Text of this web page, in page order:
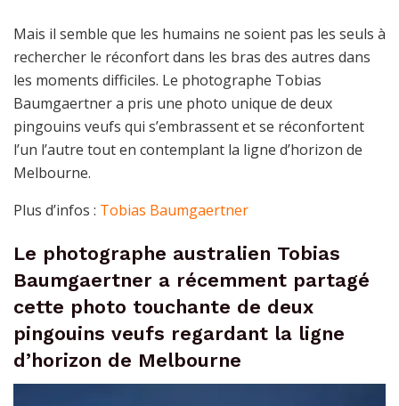
Mais il semble que les humains ne soient pas les seuls à
rechercher le réconfort dans les bras des autres dans
les moments difficiles. Le photographe Tobias
Baumgaertner a pris une photo unique de deux
pingouins veufs qui s’embrassent et se réconfortent
l’un l’autre tout en contemplant la ligne d’horizon de
Melbourne.
Plus d’infos : Tobias Baumgaertner
Le photographe australien Tobias
Baumgaertner a récemment partagé
cette photo touchante de deux
pingouins veufs regardant la ligne
d’horizon de Melbourne